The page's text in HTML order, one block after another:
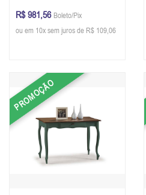
Glazer
R$ 981,56 Boleto/Pix
ou em 10x sem juros de R$ 109,06
PROMOÇÃO